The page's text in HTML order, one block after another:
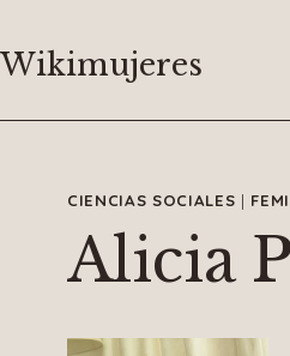
al
Wikimujeres
CIENCIAS SOCIALES |
Alicia